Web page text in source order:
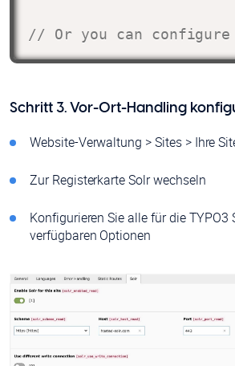
// Or you can
Schritt 3. Vor-Ort-Handling
Website-Verwaltung > Sites > Ihre
Zur Registerkarte Solr wechseln
Konfigurieren Sie alle für die TYPO3
verfügbaren Optionen